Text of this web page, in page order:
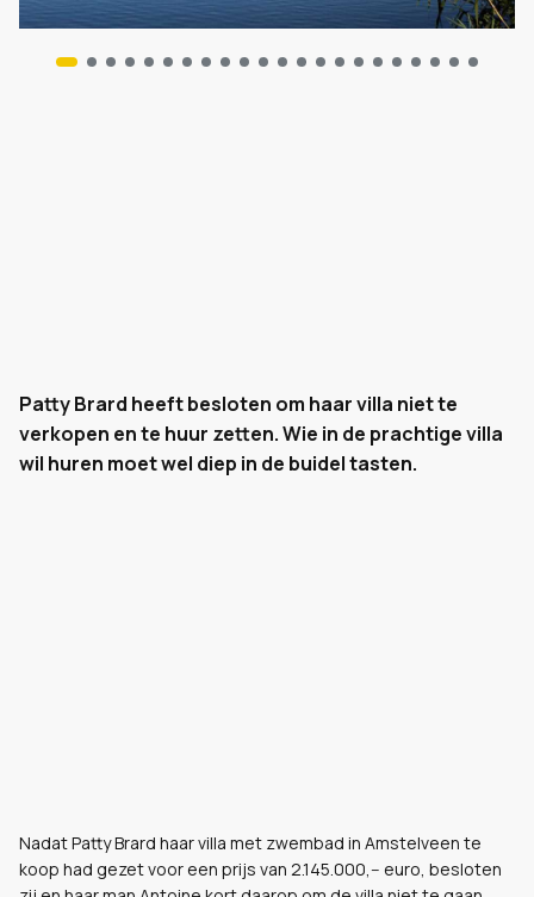
Patty Brard heeft besloten om haar villa niet te
verkopen en te huur zetten. Wie in de prachtige villa
wil huren moet wel diep in de buidel tasten.
Nadat Patty Brard haar villa met zwembad in Amstelveen te
koop had gezet voor een prijs van 2.145.000,-- euro, besloten